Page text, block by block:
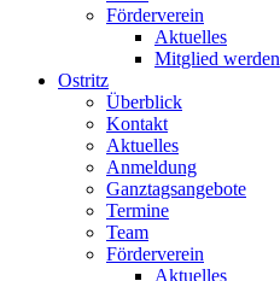
Förderverein
Aktuelles
Mitglied werden
Ostritz
Überblick
Kontakt
Aktuelles
Anmeldung
Ganztagsangebote
Termine
Team
Förderverein
Aktuelles